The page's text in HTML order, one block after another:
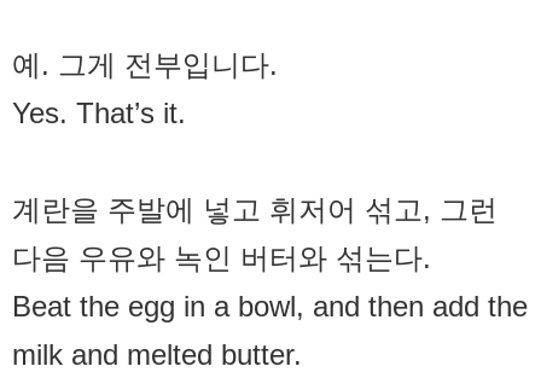
예. 그게 전부입니다.
Yes. That’s it.
계란을 주발에 넣고 휘저어 섞고, 그런
다음 우유와 녹인 버터와 섞는다.
Beat the egg in a bowl, and then add the
milk and melted butter.